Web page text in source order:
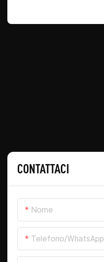
CONTATTACI
Nome
Telefono/WhatsApp